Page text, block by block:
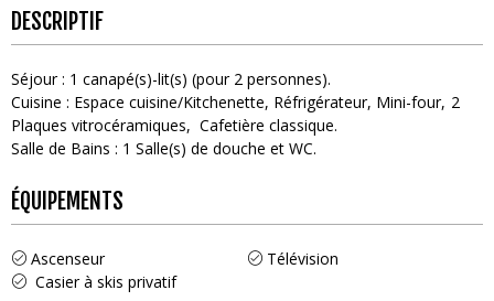
DESCRIPTIF
Séjour: 1 canapé(s)-lit(s) (pour 2 personnes)
Cuisine : Espace cuisine/Kitchenette Réfrigérateur Mini-four 2
Plaques vitrocéramiques
Cafetière classique
Salle de Bains : 1 Salle(s) de douche et WC
ÉQUIPEMENTS
Ascenseur
Télévision
Casier à skis privatif